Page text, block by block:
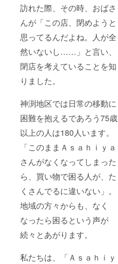
訪れた際、その時、おばさ
んが「この店、閉めようと
思ってるんだよね。人が全
然いないし……」と言い、
閉店を考えていることを知
りました。
神渕地区では日常の移動に
困難を抱えるであろう75歳
以上の人は180人います。
「このままＡｓａｈｉｙａ
さんがなくなってしまった
ら、買い物で困る人が、た
くさんでるに違いない」。
地域の方々からも、なく
なったら困るという声が
続々とあがります。
私たちは、「Ａｓａｈｉｙ